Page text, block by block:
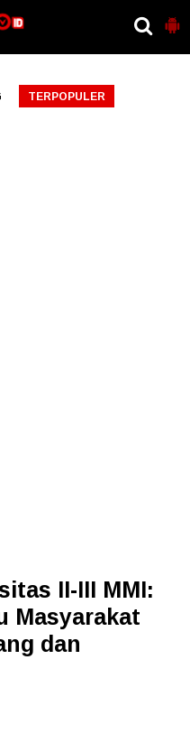
TERPOPULER
II-III MMI:
Masyarakat
dan